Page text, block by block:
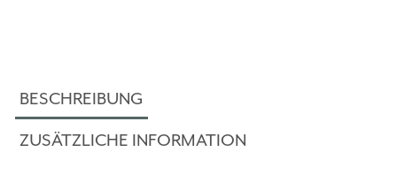
BESCHREIBUNG
ZUSÄTZLICHE INFORMATION